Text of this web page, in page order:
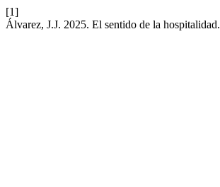
[1]
Álvarez, J.J. 2025. El sentido de la hospitalidad.